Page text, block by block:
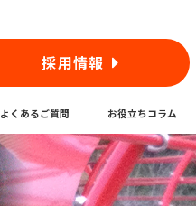
採用情報
よくあるご質問 お役立ちコラム